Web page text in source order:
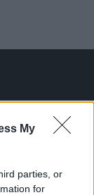
My
parties, or
for